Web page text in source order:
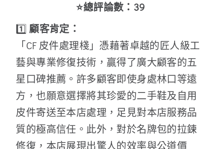
⭐總評論數：39
1️⃣ 顧客肯定：
「CF 皮件處理棧」憑藉著卓越的匠人級工
藝與專業修復技術，贏得了廣大顧客的五
星口碑推薦。許多顧客即使身處林口等遠
方，也願意選擇將其珍愛的二手鞋及自用
皮件寄送至本店處理，足見對本店服務品
質的極高信任。此外，對於名牌包的拉鍊
修復，本店展現出驚人的效率與公道價